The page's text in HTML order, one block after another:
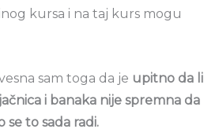
kursa i na taj kurs mogu
sam toga da je upitno da li
i banaka nije spremna da
to sada radi.